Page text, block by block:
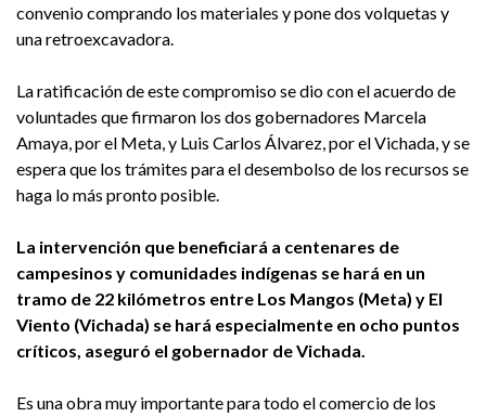
convenio comprando los materiales y pone dos volquetas y
una retroexcavadora.
La ratificación de este compromiso se dio con el acuerdo de
voluntades que firmaron los dos gobernadores Marcela
Amaya, por el Meta, y Luis Carlos Álvarez, por el Vichada, y se
espera que los trámites para el desembolso de los recursos se
haga lo más pronto posible.
La intervención que beneficiará a centenares de
campesinos y comunidades indígenas se hará en un
tramo de 22 kilómetros entre Los Mangos (Meta) y El
Viento (Vichada) se hará especialmente en ocho puntos
críticos, aseguró el gobernador de Vichada.
Es una obra muy importante para todo el comercio de los